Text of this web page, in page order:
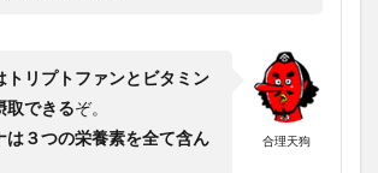
合理天狗
トリプトファンとビタミン
取できるぞ。
は３つの栄養素を全て含ん